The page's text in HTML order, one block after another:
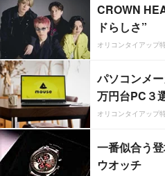
CROWN
ドらしさ”
オリコンタイアップ
パソコンメ
万円台PC３
オリコンタイアップ
一番似合う
ウオッチ